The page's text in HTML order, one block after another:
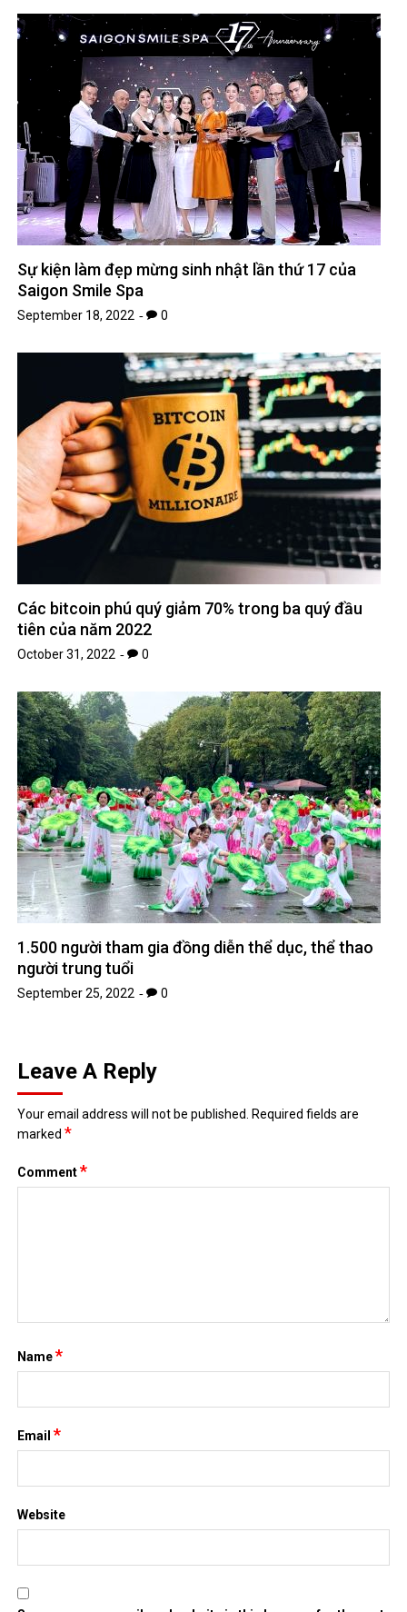
Sự kiện làm đẹp mừng sinh nhật lần thứ 17 của
Saigon Smile Spa
September 18, 2022 0
Các bitcoin phú quý giảm 70% trong ba quý đầu
tiên của năm 2022
October 31, 2022 0
1.500 người tham gia đồng diễn thể dục, thể thao
người trung tuổi
September 25, 2022 0
Leave A Reply
Your email address will not be published. Required fields are
marked*
Comment*
Name*
Email*
Website